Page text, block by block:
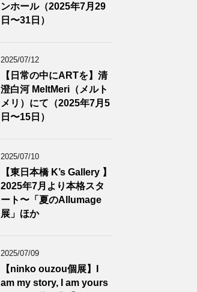
ンホール（2025年7月29
日〜31日）
2025/07/12
【日常の中にARTを】清
澄白河 MeltMeri（メルト
メリ）にて（2025年7月5
日〜15日）
2025/07/10
【東日本橋 K’s Gallery 】
2025年7月より本格スタ
ート〜「夏のAllumage
展」ほか
2025/07/09
【ninko ouzou個展】I
am my story, I am yours